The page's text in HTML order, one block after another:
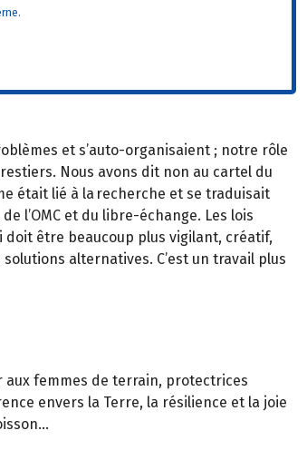
et s’auto-organisaient ; notre rôle
Nous avons dit non au cartel du
était lié à la recherche et se traduisait
l’OMC et du libre-échange. Les lois
être beaucoup plus vigilant, créatif,
alternatives. C’est un travail plus
aux femmes de terrain, protectrices
envers la Terre, la résilience et la joie